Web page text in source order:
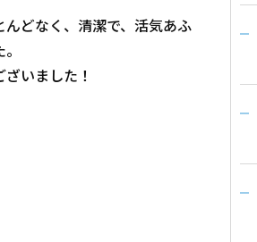
んどなく、清潔で、活気あふ
いました！